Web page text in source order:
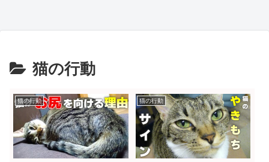
猫の行動
猫の行動 猫の行動